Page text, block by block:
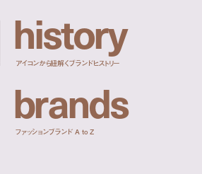
history
アイコンから紐解くブランドヒストリー
brands
ファッションブランド A to Z